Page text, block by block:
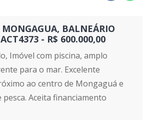
BALNEÁRIO
- R$ 600.000,00
Imóvel com piscina, amplo
para o mar. Excelente
ao centro de Mongaguá e
Aceita financiamento